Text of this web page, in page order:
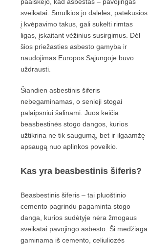
paaiškėjo, kad asbestas – pavojingas
sveikatai. Smulkios jo dalelės, patekusios
į kvėpavimo takus, gali sukelti rimtas
ligas, įskaitant vėžinius susirgimus. Dėl
šios priežasties asbesto gamyba ir
naudojimas Europos Sąjungoje buvo
uždrausti.
Šiandien asbestinis šiferis
nebegaminamas, o senieji stogai
palaipsniui šalinami. Juos keičia
beasbestinės stogo dangos, kurios
užtikrina ne tik saugumą, bet ir ilgaamžę
apsaugą nuo aplinkos poveikio.
Kas yra beasbestinis šiferis?
Beasbestinis šiferis – tai pluoštinio
cemento pagrindu pagaminta stogo
danga, kurios sudėtyje nėra žmogaus
sveikatai pavojingo asbesto. Ši medžiaga
gaminama iš cemento, celiuliozės